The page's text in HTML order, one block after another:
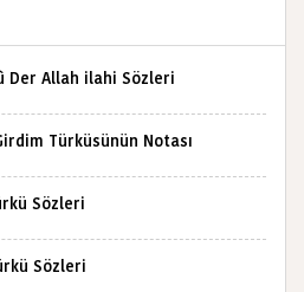
Der Allah ilahi Sözleri
Türküsünün Notası
Sözleri
Sözleri